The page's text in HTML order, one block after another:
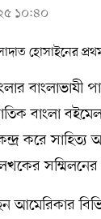
১০:৪০
বাংলা
করে সাহিত্য